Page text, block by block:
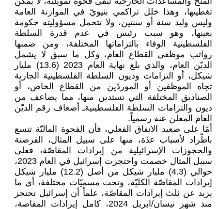
تغطيتها، وهذا خلل تراكمي بنيويّ في الموازنة العامة
وليس وليد سنة أو سنتين، ولا تتحمل مسؤوليته حكومة
بعينها، وهو سبب رئيس في عدم قدرة السلطة
الفلسطينية الوفاء بالتزاماتها المختلفة، ومن ضمنها
رواتب موظفي القطاع العام، وكل ما سبق لا يشمل
الديّن العام، والذي بلغ نهاية العام 2023 (13.6) مليار
شيكل، أو التزامات وديون السلطة الفلسطينية الجارية
تجاه الموظفين أو الموردّين من القطاع الخاص، أو
الصناديق المختلفة التي تستدين منها، مما يضاعف من
ديون والتزامات السلطة الفلسطينيةـ أضعاف رقم الديّن
العام المعلن عنه رسمياً.
أمّا على صعيد الانفاق الفعلي، فأن الفجوة الماليّة تتسع
باطّراد لأسباب عدّة، منها على سبيل المثال، القرصنة
والحجوزات الإسرائيلية من إيرادات المقاصّة، فعلى
سبيل المثال خصمت واحتجزت إسرائيل في العام 2023،
حوالي (4.3) مليار شيكل من أصل (12.2) مليار شيكل
إيرادات المقاصّة الكليّة، وتحت مسميّات مختلفة، أي ما
يزيد عن ثلث إيرادات المقاصّة، علماً أن إسرائيل تحتجز
منذ شهر نيسان/ابريل 2024، كامل إيرادات المقاصة،